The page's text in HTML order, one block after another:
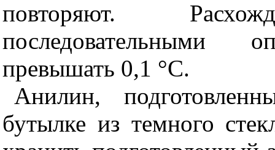
повторяют.
последовательными
превышать 0,1 °С.
Анилин,
бутылке из темного